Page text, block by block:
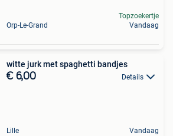
Orp-Le-Grand
Topzoekertje
Vandaag
witte jurk met spaghetti bandjes
€ 6,00 Details
Lille Vandaag